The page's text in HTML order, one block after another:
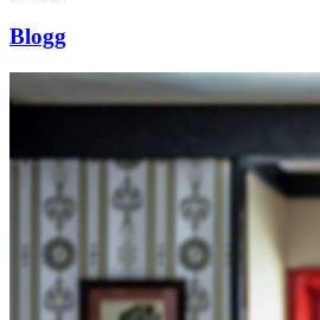
Blogg